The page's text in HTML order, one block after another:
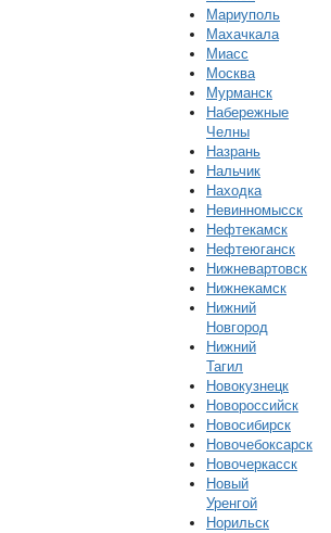
Мариуполь
Махачкала
Миасс
Москва
Мурманск
Набережные
Челны
Назрань
Нальчик
Находка
Невинномысск
Нефтекамск
Нефтеюганск
Нижневартовск
Нижнекамск
Нижний
Новгород
Нижний
Тагил
Новокузнецк
Новороссийск
Новосибирск
Новочебоксарск
Новочеркасск
Новый
Уренгой
Норильск